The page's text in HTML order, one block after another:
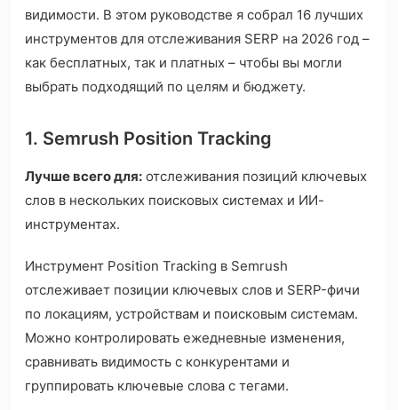
видимости. В этом руководстве я собрал 16 лучших
инструментов для отслеживания SERP на 2026 год –
как бесплатных, так и платных – чтобы вы могли
выбрать подходящий по целям и бюджету.
1. Semrush Position Tracking
Лучше всего для: отслеживания позиций ключевых
слов в нескольких поисковых системах и ИИ-
инструментах.
Инструмент Position Tracking в Semrush
отслеживает позиции ключевых слов и SERP-фичи
по локациям, устройствам и поисковым системам.
Можно контролировать ежедневные изменения,
сравнивать видимость с конкурентами и
группировать ключевые слова с тегами.